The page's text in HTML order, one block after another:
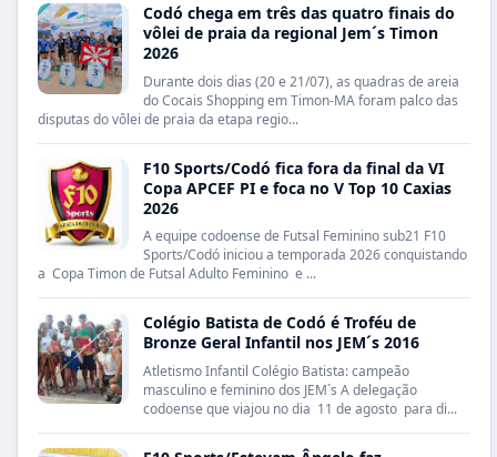
Codó chega em três das quatro finais do
vôlei de praia da regional Jem´s Timon
2026
Durante dois dias (20 e 21/07), as quadras de areia
do Cocais Shopping em Timon-MA foram palco das
disputas do vôlei de praia da etapa regio...
F10 Sports/Codó fica fora da final da VI
Copa APCEF PI e foca no V Top 10 Caxias
2026
A equipe codoense de Futsal Feminino sub21 F10
Sports/Codó iniciou a temporada 2026 conquistando
a Copa Timon de Futsal Adulto Feminino e ...
Colégio Batista de Codó é Troféu de
Bronze Geral Infantil nos JEM´s 2016
Atletismo Infantil Colégio Batista: campeão
masculino e feminino dos JEM´s A delegação
codoense que viajou no dia 11 de agosto para di...